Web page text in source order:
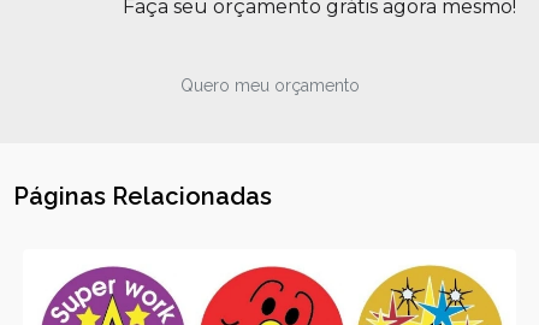
Faça seu orçamento grátis agora mesmo!
Quero meu orçamento
Páginas Relacionadas